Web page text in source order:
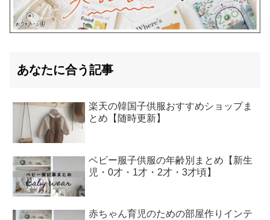
あなたに合う記事
楽天の韓国子供服おすすめショップま
とめ【随時更新】
ベビー服子供服の年齢別まとめ【新生
児・0才・1才・2才・3才頃】
赤ちゃん育児のための部屋作りインテ